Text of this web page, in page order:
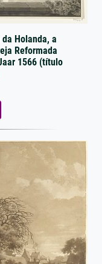
Holanda, a
Reformada
1566 (título